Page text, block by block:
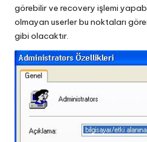
görebilir ve recovery işlemi
olmayan userler bu noktaları
gibi olacaktır.